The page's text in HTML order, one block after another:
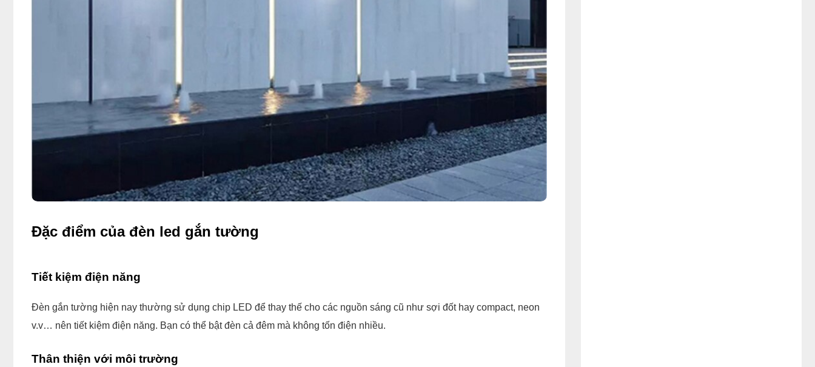
Đặc điểm của đèn led gắn tường
Tiết kiệm điện năng
Đèn gắn tường hiện nay thường sử dụng chip LED để thay thế cho các nguồn sáng cũ như sợi đốt hay compact, neon
v.v… nên tiết kiệm điện năng. Bạn có thể bật đèn cả đêm mà không tốn điện nhiều.
Thân thiện với môi trường